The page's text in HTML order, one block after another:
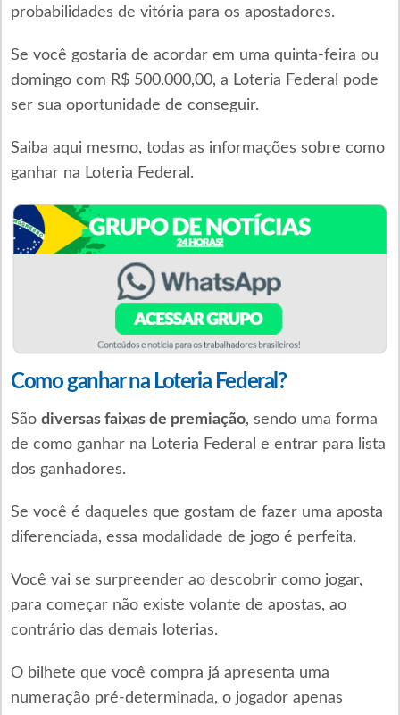
probabilidades de vitória para os apostadores.
Se você gostaria de acordar em uma quinta-feira ou
domingo com R$ 500.000,00, a Loteria Federal pode
ser sua oportunidade de conseguir.
Saiba aqui mesmo, todas as informações sobre como
ganhar na Loteria Federal.
Como ganhar na Loteria Federal?
São diversas faixas de premiação, sendo uma forma
de como ganhar na Loteria Federal e entrar para lista
dos ganhadores.
Se você é daqueles que gostam de fazer uma aposta
diferenciada, essa modalidade de jogo é perfeita.
Você vai se surpreender ao descobrir como jogar,
para começar não existe volante de apostas, ao
contrário das demais loterias.
O bilhete que você compra já apresenta uma
numeração pré-determinada, o jogador apenas